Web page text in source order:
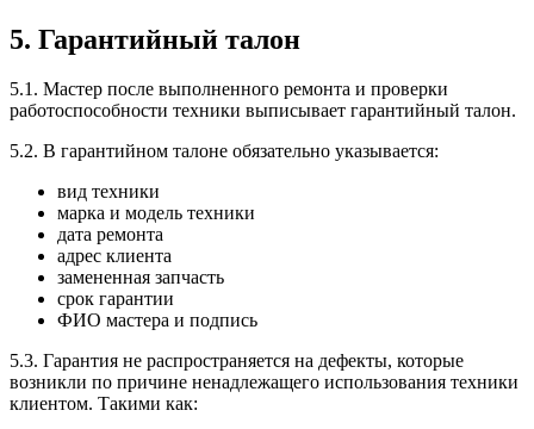
5. Гарантийный талон
5.1. Мастер после выполненного ремонта и проверки
работоспособности техники выписывает гарантийный талон.
5.2. В гарантийном талоне обязательно указывается:
вид техники
марка и модель техники
дата ремонта
адрес клиента
замененная запчасть
срок гарантии
ФИО мастера и подпись
5.3. Гарантия не распространяется на дефекты, которые
возникли по причине ненадлежащего использования техники
клиентом. Такими как: